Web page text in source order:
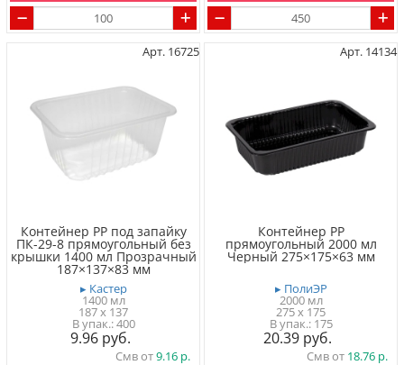
Арт. 16725
Контейнер PP под запайку
ПК-29-8 прямоугольный без
крышки 1400 мл Прозрачный
187×137×83 мм
▸ Кастер
1400 мл
187 x 137
400
9.96
Смв от9.16
Арт. 14134
Контейнер PP
прямоугольный 2000 мл
Черный 275×175×63 мм
▸ ПолиЭР
2000 мл
275 x 175
175
20.39
Смв от 18.76